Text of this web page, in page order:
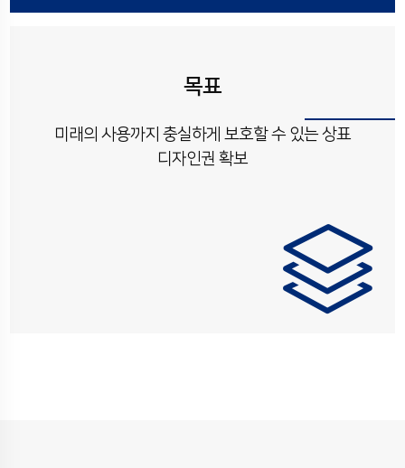
목표
미래의 사용까지 충실하게 보호할 수 있는상표
디자인권 확보